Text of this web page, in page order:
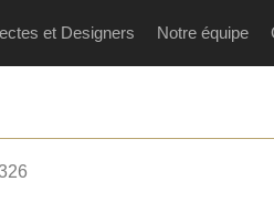
et Designers Notre équipe